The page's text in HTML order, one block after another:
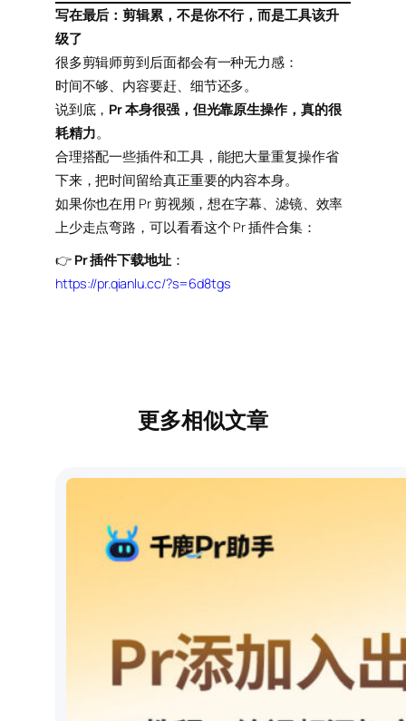
写在最后：剪辑累，不是你不行，而是工具该升
级了
很多剪辑师剪到后面都会有一种无力感：
时间不够、内容要赶、细节还多。
说到底， Pr 本身很强，但光靠原生操作，真的很
耗精力。
合理搭配一些插件和工具，能把大量重复操作省
下来，把时间留给真正重要的内容本身。
如果你也在用 Pr 剪视频，想在字幕、滤镜、效率
上少走点弯路，可以看看这个 Pr 插件合集：
👉 Pr 插件下载地址：
https://pr.qianlu.cc/?s=6d8tgs
更多相似文章